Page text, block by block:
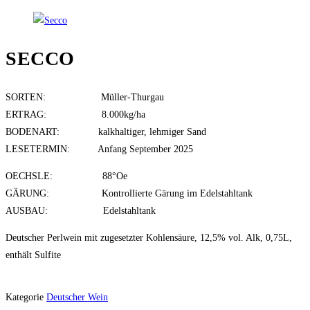
SECCO
SORTEN: Müller-Thurgau
ERTRAG: 8.000kg/ha
BODENART: kalkhaltiger, lehmiger Sand
LESETERMIN: Anfang September 2025
OECHSLE: 88°Oe
GÄRUNG: Kontrollierte Gärung im Edelstahltank
AUSBAU: Edelstahltank
Deutscher Perlwein mit zugesetzter Kohlensäure, 12,5% vol. Alk, 0,75L,
enthält Sulfite
Kategorie Deutscher Wein